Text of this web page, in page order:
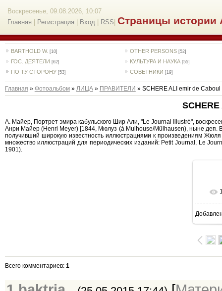
Воскресенье, 09.08.2026, 10:07
Главная
Регистрация Вход RSS Страницы истории
BARTHOLD W. [10] OTHER PERSONS [52]
ГОС. ДЕЯТЕЛИ [62] КУЛЬТУРА И НАУКА [55]
ПО ТУ СТОРОНУ [53] СОВЕТНИКИ [19]
Главная » Фотоальбом» ЛИЦА» ПРАВИТЕЛИ » SCHERE ALI emir de Caboul
А. Майер, Портрет эмира кабульского Шир Али, "Le Journal Illustré",
Анри Майер (Henri Meyer) [1844, Мюлуз (à Mulhouse/Mülhausen), ныне деп.
получивший широкую известность иллюстрациями к произведениям
множество иллюстраций для периодических изданий: Petit Journal, Le
1901).
Всего комментариев: 1